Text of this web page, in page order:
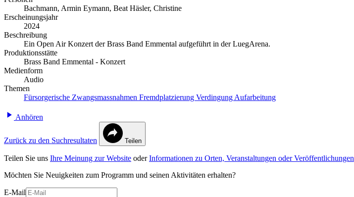
Bachmann, Armin Eymann, Beat Häsler, Christine
Erscheinungsjahr
2024
Beschreibung
Ein Open Air Konzert der Brass Band Emmental aufgeführt in der LuegArena.
Produktionsstätte
Brass Band Emmental - Konzert
Medienform
Audio
Themen
Fürsorgerische Zwangsmassnahmen Fremdplatzierung Verdingung Aufarbeitung
Anhören
Zurück zu den Suchresultaten Teilen
Teilen Sie uns Ihre Meinung zur Website oderInformationen zu Orten, Veranstaltungen oder Veröffentlichungen
Möchten Sie Neuigkeiten zum Programm und seinen Aktivitäten erhalten?
E-Mail